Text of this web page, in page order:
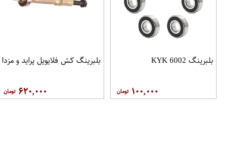
بلبرینگ 6002 KYK
۱۰۰,۰۰۰
بلبرینگ کش فلایویل پراید و مزدا
۶۲۰,۰۰۰